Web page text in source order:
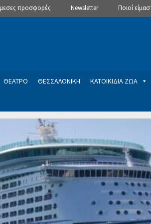
προσφορές Newsletter Ποιοί
ΘΕΑΤΡΟ ΘΕΣΣΑΛΟΝΙΚΗ ΚΑΤΟΙΚΙΔΙΑ ΖΩΑ
Newsletter
του Dealistas.grΕπικοινωνία